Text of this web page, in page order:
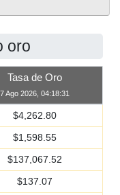
oro
Tasa de Oro
7 Ago 2026, 04:18:31
$4,262.80
$1,598.55
$137,067.52
$137.07